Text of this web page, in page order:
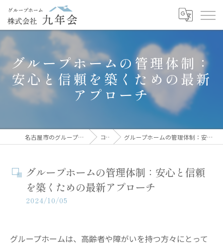
グループホームの管理体制：
安心と信頼を築くための最新
アプローチ
名古屋市のグループホームなら株式会社九年会 コラム グループホームの管理体制：安心と信頼を築くための最新アプローチ
グループホームの管理体制：安心と信頼
を築くための最新アプローチ
2024/10/05
グループホームは、高齢者や障がいを持つ方々にとって